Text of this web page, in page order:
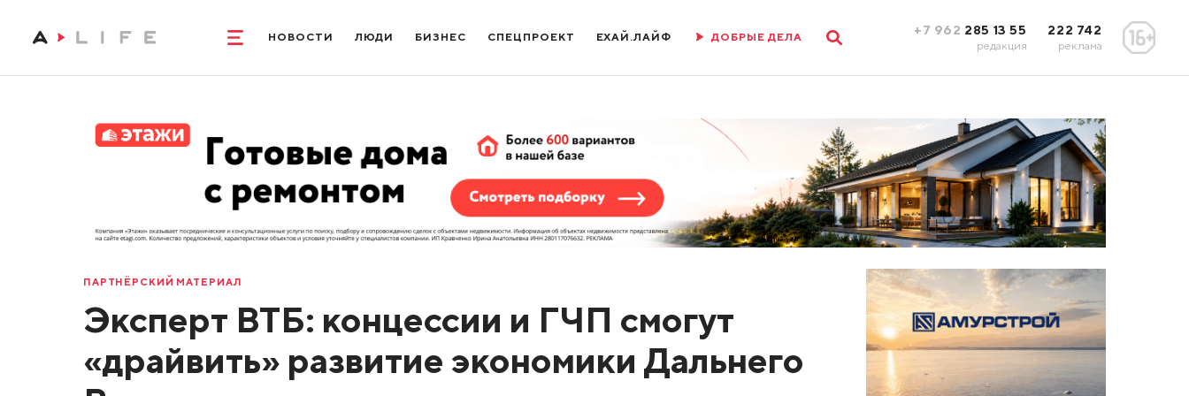
НОВОСТИ ЛЮДИ БИЗНЕС СПЕЦПРОЕКТ ЕХАЙ.ЛАЙФ ДОБРЫЕ ДЕЛА +7 962 285 13 55
редакция
222 742
реклама
ПАРТНЁРСКИЙ МАТЕРИАЛ
Эксперт ВТБ: концессии и ГЧП смогут
«драйвить» развитие экономики Дальнего